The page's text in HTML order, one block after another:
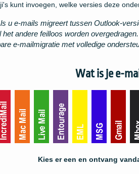
kunt invoegen, welke versies deze
u e-mails migreert tussen Outlook-
het andere feilloos worden
e-mailmigratie met volledige
Wat is je e-
Kies er een en ontvang